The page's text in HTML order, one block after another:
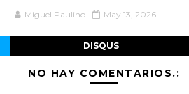
Miguel Paulino May 13, 2026
DISQUS
NO HAY COMENTARIOS.: